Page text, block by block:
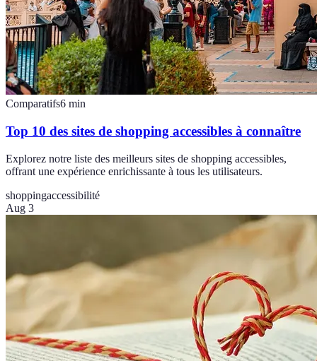
Comparatifs6 min
Top 10 des sites de shopping accessibles à connaître
Explorez notre liste des meilleurs sites de shopping accessibles,
offrant une expérience enrichissante à tous les utilisateurs.
shoppingaccessibilité
Aug 3